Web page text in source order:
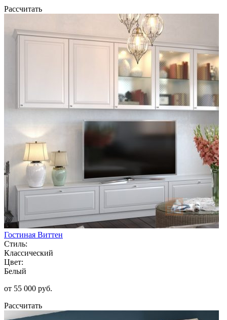
Рассчитать
Гостиная Виттен
Стиль:
Классический
Цвет:
Белый
от 55 000 руб.
Рассчитать